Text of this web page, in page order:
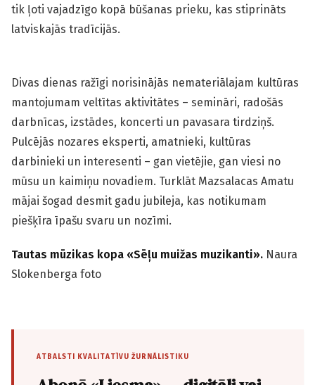
tik ļoti vajadzīgo kopā būšanas prieku, kas stiprināts
latviskajās tradīcijās.
Divas dienas ražīgi norisinājās nemateriālajam kultūras
mantojumam veltītas aktivitātes – semināri, radošās
darbnīcas, izstādes, koncerti un pavasara tirdziņš.
Pulcējās nozares eksperti, amatnieki, kultūras
darbinieki un interesenti – gan vietējie, gan viesi no
mūsu un kaimiņu novadiem. Turklāt Mazsalacas Amatu
mājai šogad desmit gadu jubileja, kas notikumam
piešķīra īpašu svaru un nozīmi.
Tautas mūzikas kopa «Sēļu muižas muzikanti». Naura
Slokenberga foto
ATBALSTI KVALITATĪVU ŽURNĀLISTIKU